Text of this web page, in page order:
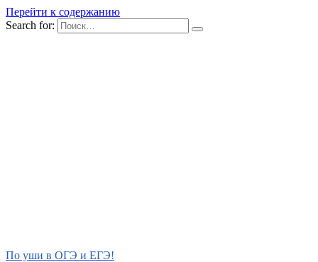
Перейти к содержанию
Search for:
По уши в ОГЭ и ЕГЭ!